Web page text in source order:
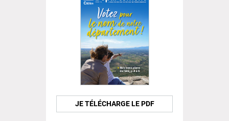
JE TÉLÉCHARGE LE PDF